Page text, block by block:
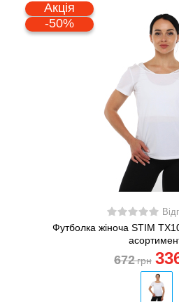
Акція
-50%
Футболка жіноча STIM
672грн